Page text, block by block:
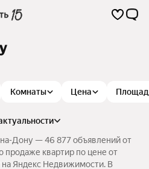
Комнаты Цена
актуальности
Дону — 46 877 объявлений от
продаже квартир по цене от
на Яндекс Недвижимости. В